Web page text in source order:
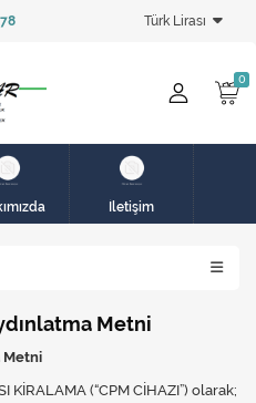
Türk Lirası
Kategoriler
ÜRÜNLERİ
İletişim
Metni
Metni
KİRALAMA (“CPM CİHAZI”) olarak;